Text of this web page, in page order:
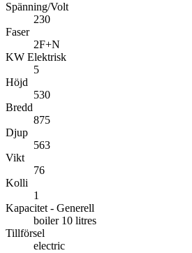
Spänning/Volt
230
Faser
2F+N
KW Elektrisk
5
Höjd
530
Bredd
875
Djup
563
Vikt
76
Kolli
1
Kapacitet - Generell
boiler 10 litres
Tillförsel
electric